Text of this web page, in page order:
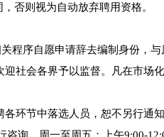
否则视为自动放弃聘用资格。
程序自愿申请辞去编制身份，与
社会各界予以监督。凡在市场
环节中落选人员，恕不另行通知
询。周一至周五：上午9:00-